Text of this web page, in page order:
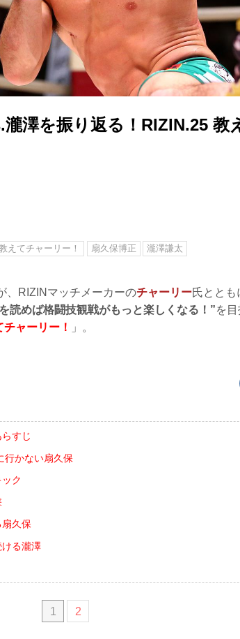
瀧澤を振り返る！RIZIN.25 教
えてチャーリー！ 扇久保博正 瀧澤謙太
、RIZINマッチメーカーのチャーリー氏とと
読めば格闘技観戦がもっと楽しくなる！”を
チャーリー！ 」。
すじ
行かない扇久保
ク
久保
る瀧澤
1 2